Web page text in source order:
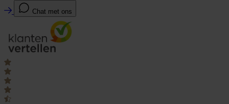
Chat met ons